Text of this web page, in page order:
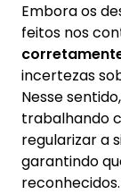
Embora os
feitos nos
incertezas
Nesse
trabalhando
regularizar a
garantindo
reconhecidos.